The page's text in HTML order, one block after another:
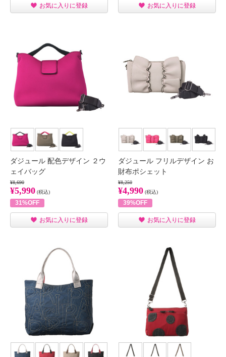
お気に入りに登録 お気に入りに登録
ダジュール 配色デザイン ２ウ
ェイバッグ
¥8,690
¥5,990 (税込)
31%OFF
お気に入りに登録
ダジュール フリルデザイン お
財布ポシェット
¥8,250
¥4,990 (税込)
39%OFF
お気に入りに登録